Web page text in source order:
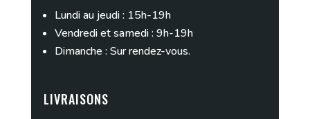
Lundi au jeudi : 15h-19h
Vendredi et samedi : 9h-19h
Dimanche : Sur rendez-vous.
LIVRAISONS